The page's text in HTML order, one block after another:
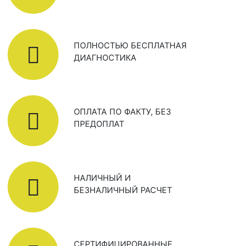
ПОЛНОСТЬЮ БЕСПЛАТНАЯ
ДИАГНОСТИКА
ОПЛАТА ПО ФАКТУ, БЕЗ
ПРЕДОПЛАТ
НАЛИЧНЫЙ И
БЕЗНАЛИЧНЫЙ РАСЧЕТ